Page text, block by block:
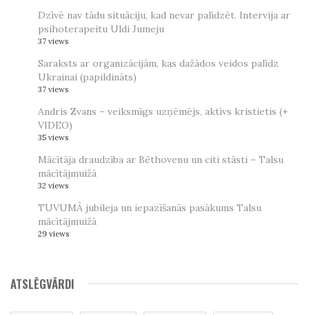
Dzīvē nav tādu situāciju, kad nevar palīdzēt. Intervija ar
psihoterapeitu Uldi Jumeju
37 views
Saraksts ar organizācijām, kas dažādos veidos palīdz
Ukrainai (papildināts)
37 views
Andris Zvans – veiksmīgs uzņēmējs, aktīvs kristietis (+
VIDEO)
35 views
Mācītāja draudzība ar Bēthovenu un citi stāsti – Talsu
mācītājmuižā
32 views
TUVUMĀ jubileja un iepazīšanās pasākums Talsu
mācītājmuižā
29 views
ATSLĒGVĀRDI